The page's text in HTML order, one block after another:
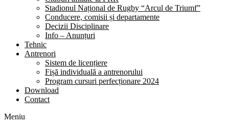
Stadionul Național de Rugby “Arcul de Triumf”
Conducere, comisii și departamente
Decizii Disciplinare
Info – Anunțuri
Tehnic
Antrenori
Sistem de licențiere
Fișă individuală a antrenorului
Program cursuri perfecționare 2024
Download
Contact
Meniu